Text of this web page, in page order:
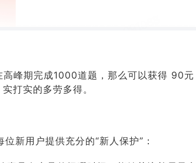
峰期完成1000道题，那么可以获得 90元
打实的多劳多得。
新用户提供充分的“新人保护”：